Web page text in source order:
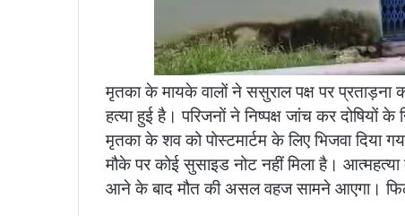
मृतका के मायके वालों ने ससुराल पक्ष पर प्रताड़ना
हत्या हुई है। परिजनों ने निष्पक्ष जांच कर दोषियों
मृतका के शव को पोस्टमार्टम के लिए भिजवा दिया
मौके पर कोई सुसाइड नोट नहीं मिला है। आत्महत्या
आने के बाद मौत की असल वहज सामने आएगा।